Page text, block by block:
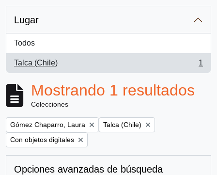
Lugar
Todos
Talca (Chile)
, 1 resultados
1
Mostrando 1 resultados
Colecciones
Remove filter:
Gómez Chaparro, Laura Remove filter:
Talca (Chile)
Remove filter:
Con objetos digitales
Opciones avanzadas de búsqueda